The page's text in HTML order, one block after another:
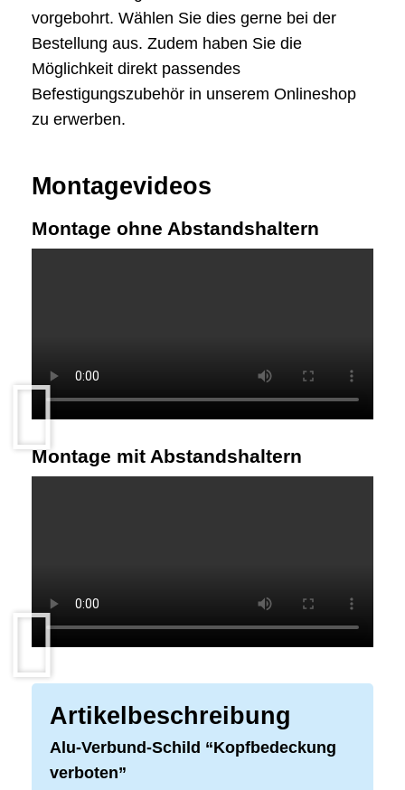
vorgebohrt. Wählen Sie dies gerne bei der
Bestellung aus. Zudem haben Sie die
Möglichkeit direkt passendes
Befestigungszubehör in unserem Onlineshop
zu erwerben.
Montagevideos
Montage ohne Abstandshaltern
Montage mit Abstandshaltern
Artikelbeschreibung
Alu-Verbund-Schild “Kopfbedeckung
verboten”